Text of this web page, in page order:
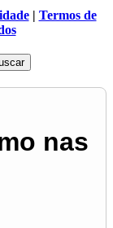
| Termos de
nas